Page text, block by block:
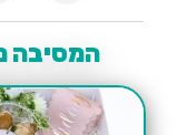
המסיבה